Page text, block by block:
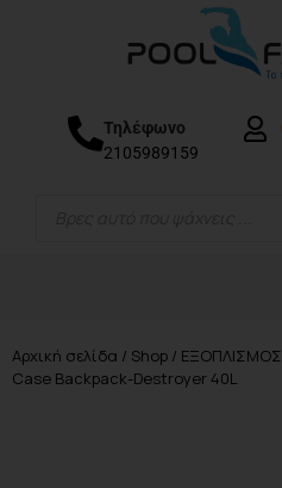
Τηλέφωνο
2105989159
Αρχική σελίδα / Shop / ΕΞΟΠΛΙΣΜΟΣ
Case Backpack-Destroyer 40L